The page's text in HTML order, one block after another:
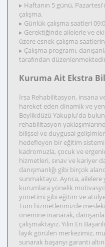
▸ Haftanın 5 günü,
çalışma.
▸ Günlük çalışma saatleri
▸ Gerektiğinde ailelerle ve
üzere esnek çalışma
▸ Çalışma programı,
tarafından
Kuruma Ait Ekstra
İrsa Rehabilitasyon, insana
hareket eden dinamik ve
Beylikdüzü Yakuplu'da
rehabilitasyon
bilişsel ve duygusal
hedefleyen bir eğitim
kadromuzla, çocuk ve
hizmetleri, sınav ve kariyer
danışmanlığı gibi birçok
sunmaktayız. Ayrıca,
kurumlara yönelik
yönetimi gibi eğitim ve
Tüm hizmetlerimizde
önemine inanarak,
çalışmaktayız. Yılın En
layık görülen merkezimiz,
sunarak başarıyı garanti